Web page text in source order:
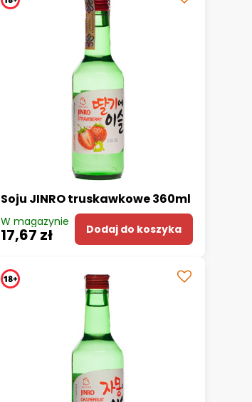
Soju JINRO truskawkowe 360ml
W magazynie
17,67 zł Dodaj do koszyka